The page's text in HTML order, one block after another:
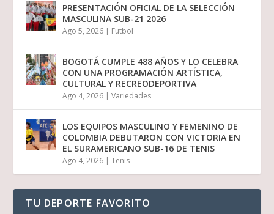
PRESENTACIÓN OFICIAL DE LA SELECCIÓN
MASCULINA SUB-21 2026
Ago 5, 2026 | Futbol
BOGOTÁ CUMPLE 488 AÑOS Y LO CELEBRA
CON UNA PROGRAMACIÓN ARTÍSTICA,
CULTURAL Y RECREODEPORTIVA
Ago 4, 2026 |Variedades
LOS EQUIPOS MASCULINO Y FEMENINO DE
COLOMBIA DEBUTARON CON VICTORIA EN
EL SURAMERICANO SUB-16 DE TENIS
Ago 4, 2026 |Tenis
TU DEPORTE FAVORITO